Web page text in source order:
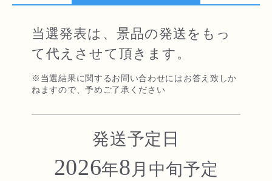
当選発表は、景品の発送をもっ
て代えさせて頂きます。
※当選結果に関するお問い合わせにはお答え致しか
ねますので、予めご了承ください
発送予定日
2026年8 月中旬予定